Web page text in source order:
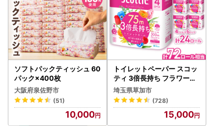
ソフトパックティッシュ 60
パック×400枚
大阪府泉佐野市
(51)
10,000
トイレットペーパー スコッ
ティ 3倍長持ち フラワーパ
ック 4ロール×6P
埼玉県草加市
(728)
15,000